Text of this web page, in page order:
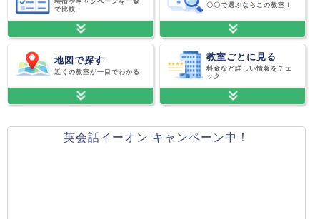
で比較
〇〇で選ぶならこの教室！
地図で探す
近くの教室が一目でわかる
教室ごとに見る
料金など詳しい情報をチェ
ック
英会話イーオン キャンペーン中！